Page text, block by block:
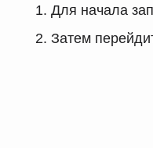
Для начала
Затем